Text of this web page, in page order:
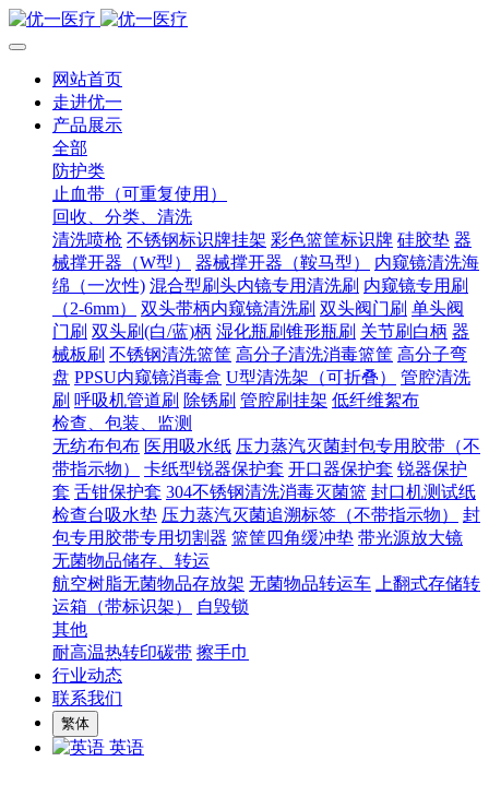
网站首页
走进优一
产品展示
全部
防护类
止血带（可重复使用）
回收、分类、清洗
清洗喷枪 不锈钢标识牌挂架 彩色篮筐标识牌 硅胶垫 器
械撑开器（W型）
器械撑开器（鞍马型）
内窥镜清洗海
绵（一次性) 混合型刷头内镜专用清洗刷 内窥镜专用刷
（2-6mm）
双头带柄内窥镜清洗刷 双头阀门刷 单头阀
门刷 双头刷(白/蓝)柄 湿化瓶刷锥形瓶刷 关节刷白柄 器
械板刷 不锈钢清洗篮筐 高分子清洗消毒篮筐 高分子弯
盘 PPSU内窥镜消毒盒 U型清洗架（可折叠）
管腔清洗
刷 呼吸机管道刷 除锈刷 管腔刷挂架 低纤维絮布
检查、包装、监测
无纺布包布 医用吸水纸 压力蒸汽灭菌封包专用胶带（不
带指示物）
卡纸型锐器保护套 开口器保护套 锐器保护
套 舌钳保护套 304不锈钢清洗消毒灭菌篮 封口机测试纸
检查台吸水垫 压力蒸汽灭菌追溯标签（不带指示物）
封
包专用胶带专用切割器 篮筐四角缓冲垫 带光源放大镜
无菌物品储存、转运
航空树脂无菌物品存放架 无菌物品转运车
上翻式存储转
运箱（带标识架）
自毁锁
其他
耐高温热转印碳带 擦手巾
行业动态
联系我们
繁体
英语